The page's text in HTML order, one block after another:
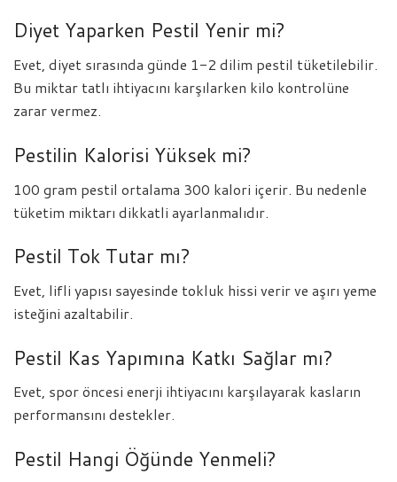
Diyet Yaparken Pestil Yenir mi?
Evet, diyet sırasında günde 1-2 dilim pestil tüketilebilir.
Bu miktar tatlı ihtiyacını karşılarken kilo kontrolüne
zarar vermez.
Pestilin Kalorisi Yüksek mi?
100 gram pestil ortalama 300 kalori içerir. Bu nedenle
tüketim miktarı dikkatli ayarlanmalıdır.
Pestil Tok Tutar mı?
Evet, lifli yapısı sayesinde tokluk hissi verir ve aşırı yeme
isteğini azaltabilir.
Pestil Kas Yapımına Katkı Sağlar mı?
Evet, spor öncesi enerji ihtiyacını karşılayarak kasların
performansını destekler.
Pestil Hangi Öğünde Yenmeli?